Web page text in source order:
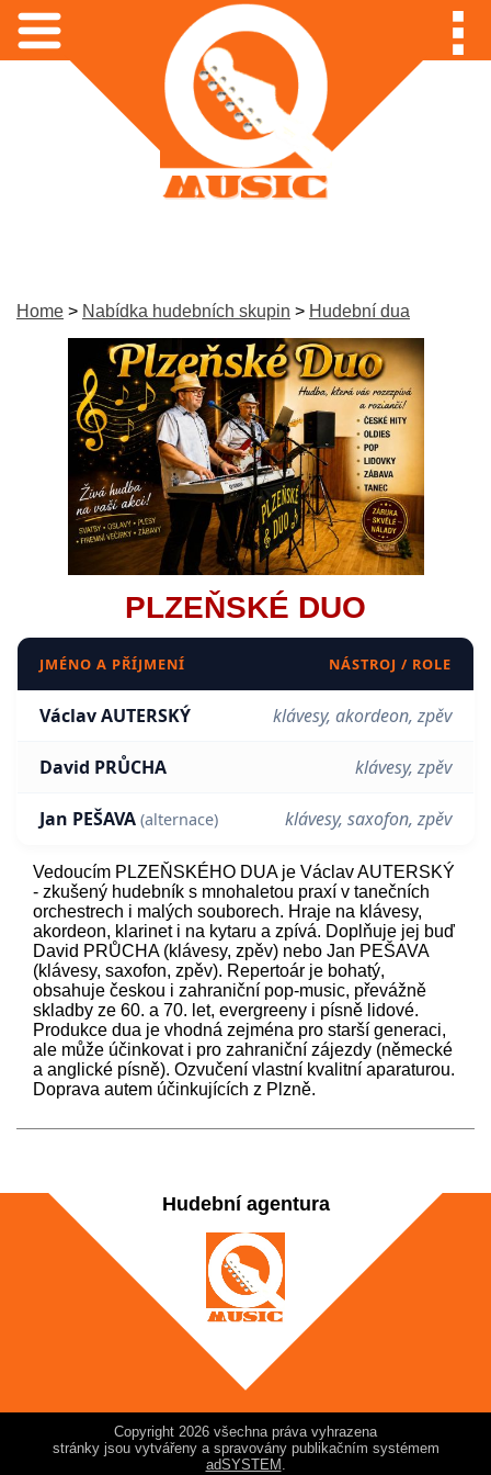
Home > Nabídka hudebních skupin > Hudební dua
PLZEŇSKÉ DUO
JMÉNO A PŘÍJMENÍ NÁSTROJ / ROLE
Václav AUTERSKÝ klávesy, akordeon, zpěv
David PRŮCHA klávesy, zpěv
Jan PEŠAVA (alternace) klávesy, saxofon, zpěv
Vedoucím PLZEŇSKÉHO DUA je Václav AUTERSKÝ
- zkušený hudebník s mnohaletou praxí v tanečních
orchestrech i malých souborech. Hraje na klávesy,
akordeon, klarinet i na kytaru a zpívá. Doplňuje jej buď
David PRŮCHA (klávesy, zpěv) nebo Jan PEŠAVA
(klávesy, saxofon, zpěv). Repertoár je bohatý,
obsahuje českou i zahraniční pop-music, převážně
skladby ze 60. a 70. let, evergreeny i písně lidové.
Produkce dua je vhodná zejména pro starší generaci,
ale může účinkovat i pro zahraniční zájezdy (německé
a anglické písně). Ozvučení vlastní kvalitní aparaturou.
Doprava autem účinkujících z Plzně.
Hudební agentura
Copyright 2026 všechna práva vyhrazena
stránky jsou vytvářeny a spravovány publikačním systémem
adSYSTEM